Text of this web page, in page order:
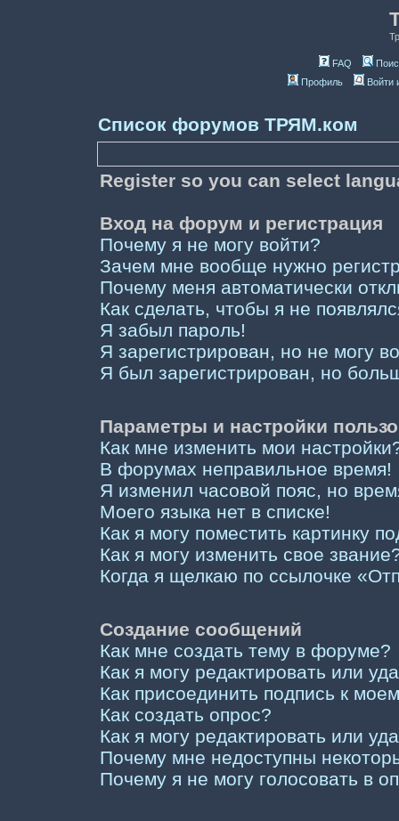
FAQ
Профиль
Войти
Список форумов ТРЯМ.ком
Register so you can select
Вход на форум и регистрация
Почему я не могу войти?
Зачем мне вообще нужно
Почему меня автоматически
Как сделать, чтобы я не
Я забыл пароль!
Я зарегистрирован, но не могу
Я был зарегистрирован, но
Параметры и настройки
Как мне изменить мои
В форумах неправильное время!
Я изменил часовой пояс, но
Моего языка нет в списке!
Как я могу поместить картинку
Как я могу изменить свое
Когда я щелкаю по ссылочке
Создание сообщений
Как мне создать тему в форуме?
Как я могу редактировать или
Как присоединить подпись к
Как создать опрос?
Как я могу редактировать или
Почему мне недоступны
Почему я не могу голосовать в